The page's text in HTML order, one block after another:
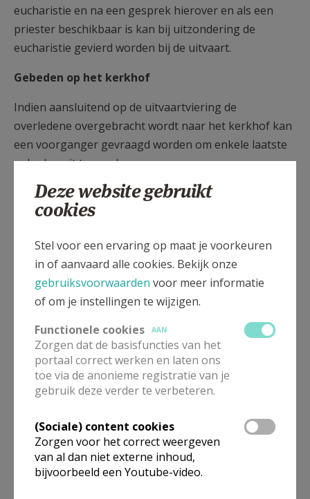
eucharistie en na een gesprek hierover en als een
priester beschikbaar is kan bij uitzondering de
eucharistie gevierd worden bij de uitvaart.
Gebeden op het kerkhof
Indien aansluitend op de uitvaartviering de
overledene overgebracht wordt naar het kerkhof kan
een voorganger gevraagd worden om enkele laatste
gebeden uit te spreken.
St. Martinus Overpelt, St. Niklaas Neerpelt, St.
Monulphus en Gondulphus St. Huibrechts-Lille en
St. Cornelius Lindelhoeven
begrafenis: alle dagen om 10.30u, op zondag kunnen
er geen begrafenissen doorgaan
aanmelden: pastoor-deken Jan Philippe, Kerkdijk 2,
3900 Pelt,janphilippe3500@gmail.com, 0494/29.27.67
Avondwake
St. Martinus Overpelt, St. Niklaas Neerpelt, St.
Deze website gebruikt
cookies
Stel voor een ervaring op maat je voorkeuren
in of aanvaard alle cookies. Bekijk onze
gebruiksvoorwaarden voor meer informatie
of om je instellingen te wijzigen.
Functionele cookies
AAN
Zorgen dat de basisfuncties van het
portaal correct werken en laten ons
toe via de anonieme registratie van je
gebruik deze verder te verbeteren.
(Sociale) content cookies
Zorgen voor het correct weergeven
van al dan niet externe inhoud,
bijvoorbeeld een Youtube-video.